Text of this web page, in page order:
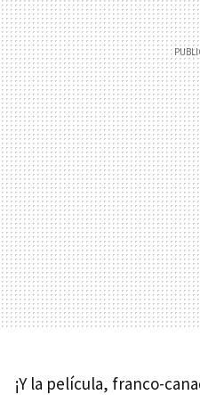
¡Y la película, franco-